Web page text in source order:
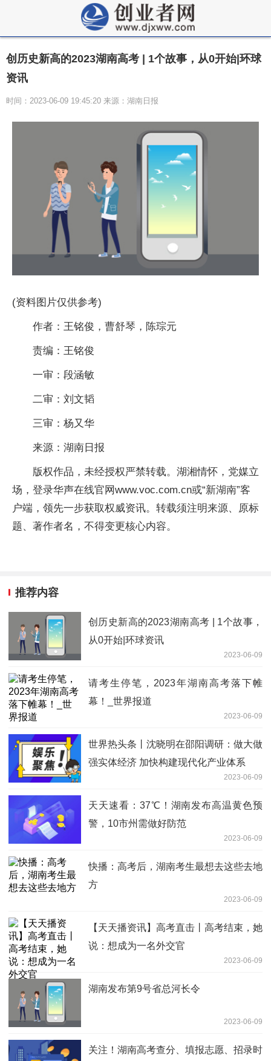
创历史新高的2023湖南高考 | 1个故事，从0开始|环球
资讯
时间：2023-06-09 19:45:20 来源：湖南日报
(资料图片仅供参考)
作者：王铭俊，曹舒琴，陈琮元
责编：王铭俊
一审：段涵敏
二审：刘文韬
三审：杨又华
来源：湖南日报
版权作品，未经授权严禁转载。湖湘情怀，党媒立
场，登录华声在线官网www.voc.com.cn或“新湖南”客
户端，领先一步获取权威资讯。转载须注明来源、原标
题、著作者名，不得变更核心内容。
推荐内容
创历史新高的2023湖南高考 | 1个故事，
从0开始|环球资讯
2023-06-09
请考生停笔，2023年湖南高考落下帷
幕！_世界报道
2023-06-09
世界热头条丨沈晓明在邵阳调研：做大做
强实体经济 加快构建现代化产业体系
2023-06-09
天天速看：37℃！湖南发布高温黄色预
警，10市州需做好防范
2023-06-09
快播：高考后，湖南考生最想去这些去地
方
2023-06-09
【天天播资讯】高考直击丨高考结束，她
说：想成为一名外交官
2023-06-09
湖南发布第9号省总河长令
2023-06-09
关注！湖南高考查分、填报志愿、招录时